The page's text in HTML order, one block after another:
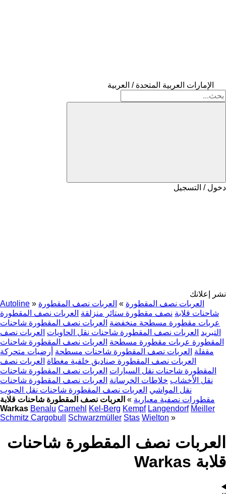
الإمارات العربية المتحدة / العربية
دخول / التسجيل
نشر إعلانك
Autoline » العربات نصف المقطورة » العربات نصف المقطورة
شاحنات قلابة نصف مقطورة ستائر منزلقة العربات نصف المقطورة
عربات مقطورة مسطحة منخفضة العربات نصف المقطورة شاحنات
التبريد العربات نصف المقطورة شاحنات نقل الحاويات العربات نصف
المقطورة عربات مقطورة مسطحة العربات نصف المقطورة شاحنات
مقفلة العربات نصف المقطورة شاحنات مسطحة أرضيات متحركة
العربات نصف المقطورة صناديق خلفية مغطاة العربات نصف
المقطورة شاحنات نقل السيارات العربات نصف المقطورة شاحنات
نقل الأخشاب خلاطات الخرسانة العربات نصف المقطورة شاحنات
نقل المواشي العربات نصف المقطورة شاحنات نقل الحبوب
مقطورات نصفية معيارية » العربات نصف المقطورة شاحنات قلابة
Warkas Benalu Carnehl Kel-Berg Kempf Langendorf Meiller
Schmitz Cargobull
Schwarzmüller Stas Wielton »
العربات نصف المقطورة شاحنات
قلابة Warkas